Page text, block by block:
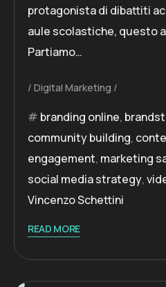
protagonista di dibattiti
aule scolastiche, questo
Partiamo…
Digital Marketing
branding online,
community building,
engagement, marketing
social media strategy,
Vincenzo Schettini
READ MORE